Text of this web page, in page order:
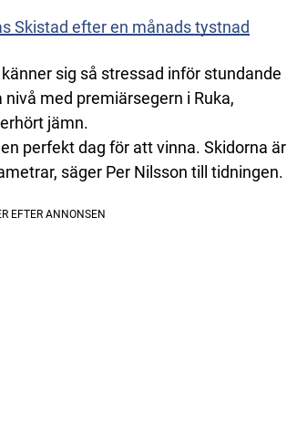
Skistad efter en månads tystnad
sig så stressad inför stundande
med premiärsegern i Ruka,
jämn.
perfekt dag för att vinna. Skidorna är
säger Per Nilsson till tidningen.